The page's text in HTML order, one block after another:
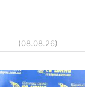
(08.08.26)